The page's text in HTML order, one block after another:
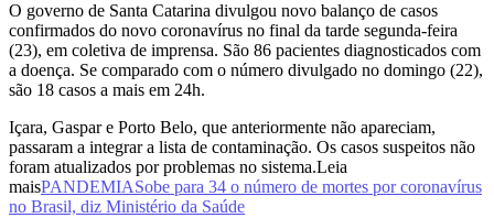
O governo de Santa Catarina divulgou novo balanço de casos
confirmados do novo coronavírus no final da tarde segunda-feira
(23), em coletiva de imprensa. São 86 pacientes diagnosticados com
a doença. Se comparado com o número divulgado no domingo (22),
são 18 casos a mais em 24h.
Içara, Gaspar e Porto Belo, que anteriormente não apareciam,
passaram a integrar a lista de contaminação. Os casos suspeitos não
foram atualizados por problemas no sistema.Leia
maisPANDEMIASobe para 34 o número de mortes por coronavírus
no Brasil, diz Ministério da Saúde